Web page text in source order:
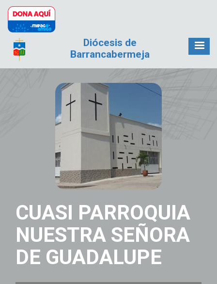
Pasar al contenido principal
Diócesis de
Barrancabermeja
CUASI PARROQUIA
NUESTRA SEÑORA
DE GUADALUPE